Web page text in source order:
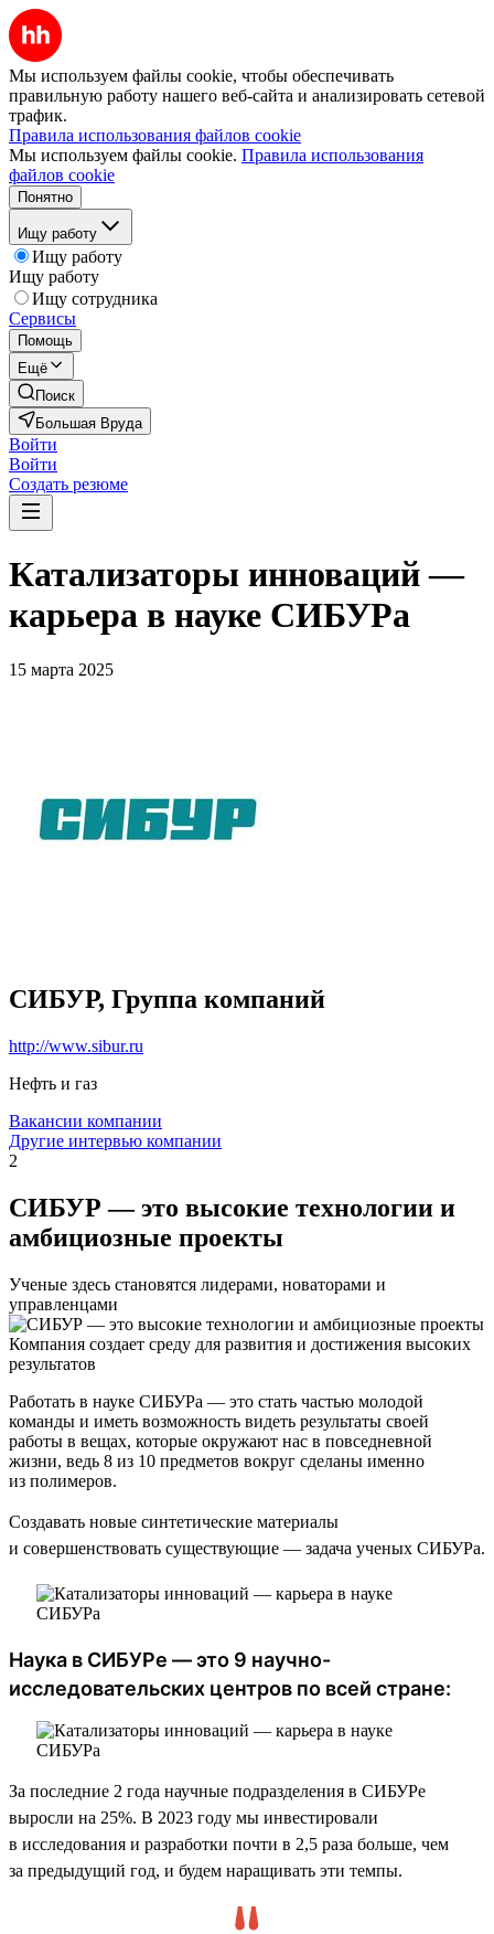
Мы используем файлы cookie, чтобы обеспечивать
правильную работу нашего веб-сайта и анализировать сетевой
трафик.
Правила использования файлов cookie
Мы используем файлы cookie. Правила использования
файлов cookie
Понятно
Ищу работу
Ищу работу
Ищу работу
Ищу сотрудника
Сервисы
Помощь
Ещё
Поиск
Большая Вруда
Войти
Войти
Создать резюме
Катализаторы инноваций —
карьера в науке СИБУРа
15 марта 2025
СИБУР, Группа компаний
http://www.sibur.ru
Нефть и газ
Вакансии компании
Другие интервью компании
2
СИБУР — это высокие технологии и
амбициозные проекты
Ученые здесь становятся лидерами, новаторами и
управленцами
Компания создает среду для развития и достижения высоких
результатов
Работать в науке СИБУРа — это стать частью молодой
команды и иметь возможность видеть результаты своей
работы в вещах, которые окружают нас в повседневной
жизни, ведь 8 из 10 предметов вокруг сделаны именно
из полимеров.
Создавать новые синтетические материалы
и совершенствовать существующие — задача ученых СИБУРа.
Наука в СИБУРе — это 9 научно-
исследовательских центров по всей стране:
За последние 2 года научные подразделения в СИБУРе
выросли на 25%. В 2023 году мы инвестировали
в исследования и разработки почти в 2,5 раза больше, чем
за предыдущий год, и будем наращивать эти темпы.